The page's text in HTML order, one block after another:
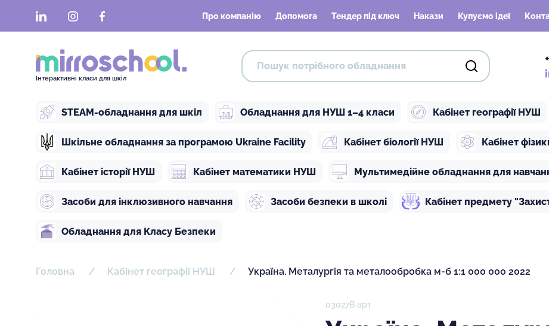
LinkedInInstagramFacebook Про компанію Допомога Тендер під ключ Накази Купуємо ідеї
Інтерактивні класи для шкіл
STEAM-обладнання для шкіл Обладнання для НУШ 1–4 класи Кабінет географії НУШ
Шкільне обладнання за програмою Ukraine Facility Кабінет біології НУШ Кабінет
Кабінет історії НУШ Кабінет математики НУШ Мультимедійне обладнання для
Засоби для інклюзивного навчання Засоби безпеки в школі Кабінет предмету
Обладнання для Класу Безпеки
Головна Кабінет географії НУШ Україна. Металургія та металообробка м-б 1:1 000 000 2022
03027В арт